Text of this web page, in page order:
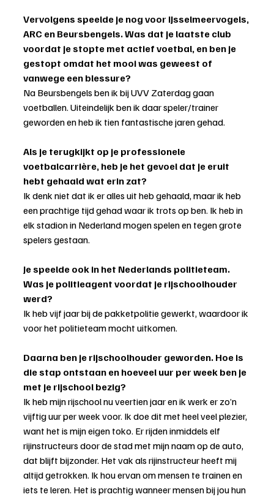
Vervolgens speelde je nog voor IJsselmeervogels,
ARC en Beursbengels. Was dat je laatste club
voordat je stopte met actief voetbal, en ben je
gestopt omdat het mooi was geweest of
vanwege een blessure?
Na Beursbengels ben ik bij UVV Zaterdag gaan
voetballen. Uiteindelijk ben ik daar speler/trainer
geworden en heb ik tien fantastische jaren gehad.
Als je terugkijkt op je professionele
voetbalcarrière, heb je het gevoel dat je eruit
hebt gehaald wat erin zat?
Ik denk niet dat ik er alles uit heb gehaald, maar ik heb
een prachtige tijd gehad waar ik trots op ben. Ik heb in
elk stadion in Nederland mogen spelen en tegen grote
spelers gestaan.
Je speelde ook in het Nederlands politieteam.
Was je politieagent voordat je rijschoolhouder
werd?
Ik heb vijf jaar bij de pakketpolitie gewerkt, waardoor ik
voor het politieteam mocht uitkomen.
Daarna ben je rijschoolhouder geworden. Hoe is
die stap ontstaan en hoeveel uur per week ben je
met je rijschool bezig?
Ik heb mijn rijschool nu veertien jaar en ik werk er zo’n
vijftig uur per week voor. Ik doe dit met heel veel plezier,
want het is mijn eigen toko. Er rijden inmiddels elf
rijinstructeurs door de stad met mijn naam op de auto,
dat blijft bijzonder. Het vak als rijinstructeur heeft mij
altijd getrokken. Ik hou ervan om mensen te trainen en
iets te leren. Het is prachtig wanneer mensen bij jou hun